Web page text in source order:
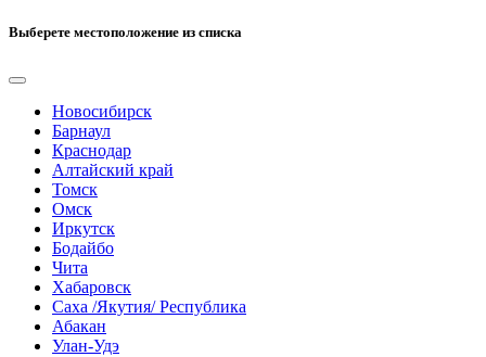
Выберете местоположение из списка
Новосибирск
Барнаул
Краснодар
Алтайский край
Томск
Омск
Иркутск
Бодайбо
Чита
Хабаровск
Саха /Якутия/ Республика
Абакан
Улан-Удэ